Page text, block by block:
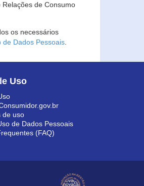
de Consumo
os necessários
de Dados Pessoais
Uso
de uso
de Dados Pessoais
(FAQ)